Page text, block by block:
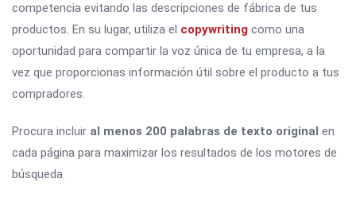
competencia evitando las descripciones de fábrica de tus
productos. En su lugar, utiliza el copywriting como una
oportunidad para compartir la voz única de tu empresa, a la
vez que proporcionas información útil sobre el producto a tus
compradores.
Procura incluir al menos 200 palabras de texto original en
cada página para maximizar los resultados de los motores de
búsqueda.